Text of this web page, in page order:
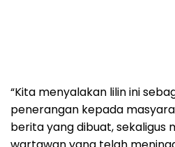
“Kita menyalakan lilin ini
penerangan kepada
berita yang dibuat, sekaligus